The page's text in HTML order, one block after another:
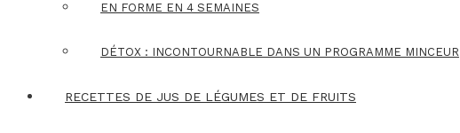
EN FORME EN 4 SEMAINES
DÉTOX : INCONTOURNABLE DANS UN PROGRAMME MINCEUR
RECETTES DE JUS DE LÉGUMES ET DE FRUITS